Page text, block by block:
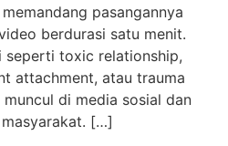
pasangannya
berdurasi satu menit.
seperti toxic relationship,
attachment, atau trauma
di media sosial dan
[…]